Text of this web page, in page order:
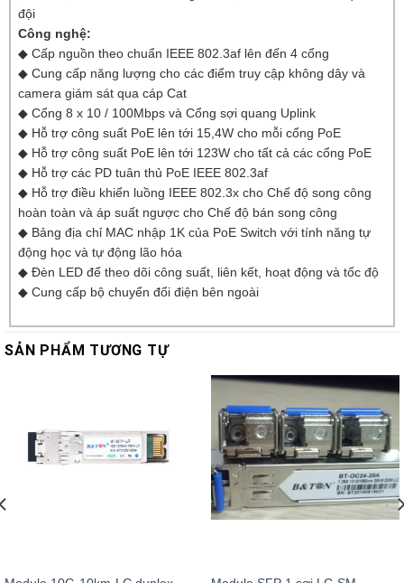
đội
Công nghệ:
◆ Cấp nguồn theo chuẩn IEEE 802.3af lên đến 4 cổng
◆ Cung cấp năng lượng cho các điểm truy cập không dây và
camera giám sát qua cáp Cat
◆ Cổng 8 x 10 / 100Mbps và Cổng sợi quang Uplink
◆ Hỗ trợ công suất PoE lên tới 15,4W cho mỗi cổng PoE
◆ Hỗ trợ công suất PoE lên tới 123W cho tất cả các cổng PoE
◆ Hỗ trợ các PD tuân thủ PoE IEEE 802.3af
◆ Hỗ trợ điều khiển luồng IEEE 802.3x cho Chế độ song công
hoàn toàn và áp suất ngược cho Chế độ bán song công
◆ Bảng địa chỉ MAC nhập 1K của PoE Switch với tính năng tự
động học và tự động lão hóa
◆ Đèn LED để theo dõi công suất, liên kết, hoạt động và tốc độ
◆ Cung cấp bộ chuyển đổi điện bên ngoài
SẢN PHẨM TƯƠNG TỰ